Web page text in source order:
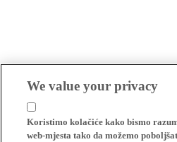
We value your privacy
Koristimo kolačiće kako bismo
web-mjesta tako da možemo